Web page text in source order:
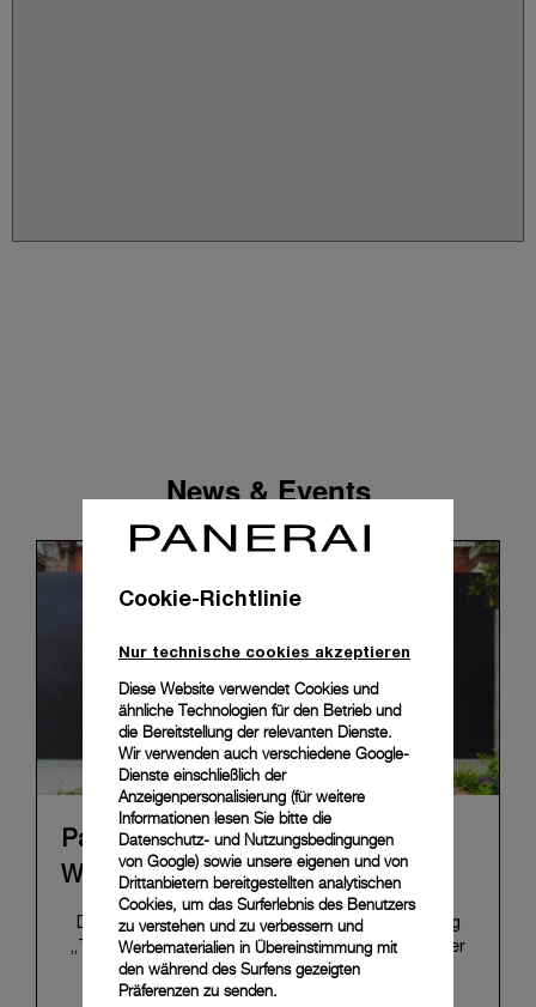
News & Events
Panerais „The Depths of Time“-
Wanderausstellung endet in Taipei
Die Tournee der historischen Wanderausstellung
„The Depths of Time“ von Panerai endet mit einer
Station in Taipeh, Taiwan. Vom 12. bis 15. Juni 2026
war die Ausstellung im historischen Huashan 1914
Cookie-Richtlinie
Nur technische cookies akzeptieren
Diese Website verwendet Cookies und
ähnliche Technologien für den Betrieb und
die Bereitstellung der relevanten Dienste.
Wir verwenden auch verschiedene Google-
Dienste einschließlich der
Anzeigenpersonalisierung (für weitere
Informationen lesen Sie bitte die
Datenschutz- und Nutzungsbedingungen
von Google) sowie unsere eigenen und von
Drittanbietern bereitgestellten analytischen
Cookies, um das Surferlebnis des Benutzers
zu verstehen und zu verbessern und
Werbematerialien in Übereinstimmung mit
den während des Surfens gezeigten
Präferenzen zu senden.